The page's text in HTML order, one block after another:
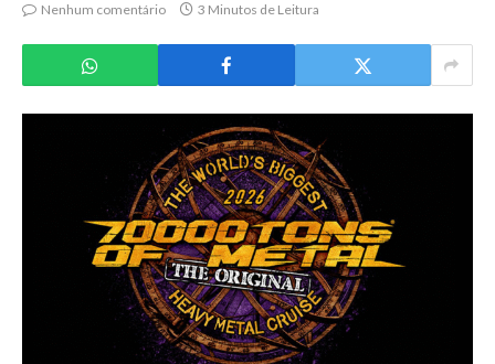
Nenhum comentário
3 Minutos de Leitura